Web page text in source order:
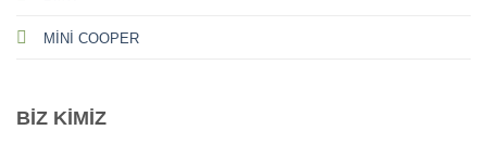
MİNİ COOPER
BİZ KİMİZ